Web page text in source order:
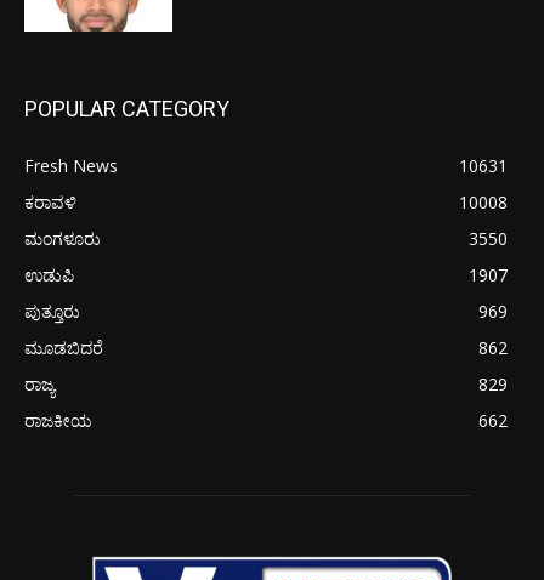
POPULAR CATEGORY
Fresh News
10631
ಕರಾವಳಿ
10008
ಮಂಗಳೂರು
3550
ಉಡುಪಿ
1907
ಪುತ್ತೂರು
969
ಮೂಡಬಿದರೆ
862
ರಾಜ್ಯ
829
ರಾಜಕೀಯ
662